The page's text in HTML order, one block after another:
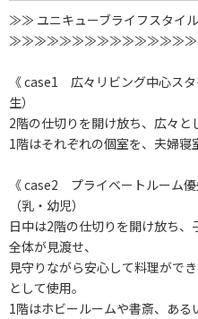
≫≫ ユニキューブライフスタイ
《 case1 広々リビング中心ス
生）
2階の仕切りを開け放ち、広々と
1階はそれぞれの個室を、夫婦寝
《 case2 プライベートルーム
（乳・幼児）
日中は2階の仕切りを開け放ち
全体が見渡せ、
見守りながら安心して料理がで
として使用。
1階はホビールームや書斎、ある